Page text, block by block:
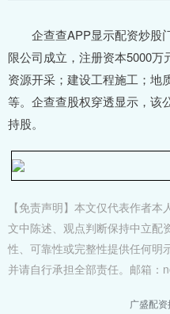
企查查APP显示配资炒股
限公司成立，注册资本5000
资源开采；建设工程施工；地
等。企查查股权穿透显示，该
持股。
【免责声明】本文仅代表作者
文中陈述、观点判断保持中立配
性、可靠性或完整性提供任何明
并请自行承担全部责任。邮箱
广盛配资